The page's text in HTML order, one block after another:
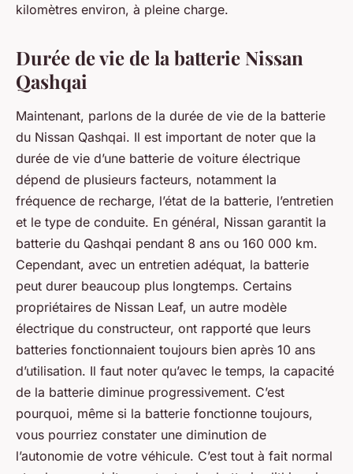
kilomètres environ, à pleine charge.
Durée de vie de la batterie Nissan
Qashqai
Maintenant, parlons de la durée de vie de la batterie
du Nissan Qashqai. Il est important de noter que la
durée de vie d’une batterie de voiture électrique
dépend de plusieurs facteurs, notamment la
fréquence de recharge, l’état de la batterie, l’entretien
et le type de conduite. En général, Nissan garantit la
batterie du Qashqai pendant 8 ans ou 160 000 km.
Cependant, avec un entretien adéquat, la batterie
peut durer beaucoup plus longtemps. Certains
propriétaires de Nissan Leaf, un autre modèle
électrique du constructeur, ont rapporté que leurs
batteries fonctionnaient toujours bien après 10 ans
d’utilisation. Il faut noter qu’avec le temps, la capacité
de la batterie diminue progressivement. C’est
pourquoi, même si la batterie fonctionne toujours,
vous pourriez constater une diminution de
l’autonomie de votre véhicule. C’est tout à fait normal